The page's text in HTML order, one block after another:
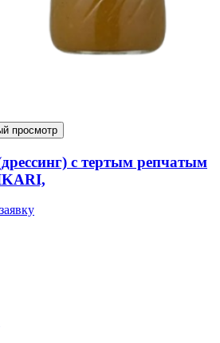
просмотр
с тертым репчатым